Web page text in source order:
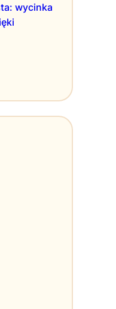
wycinka